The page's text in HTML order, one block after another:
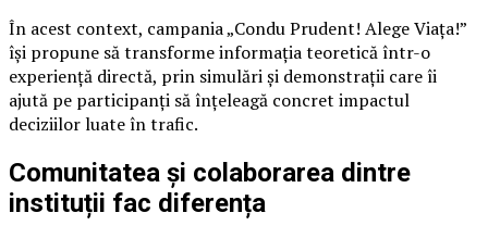
În acest context, campania „Condu Prudent! Alege Viața!”
își propune să transforme informația teoretică într-o
experiență directă, prin simulări și demonstrații care îi
ajută pe participanți să înțeleagă concret impactul
deciziilor luate în trafic.
Comunitatea și colaborarea dintre
instituții fac diferența